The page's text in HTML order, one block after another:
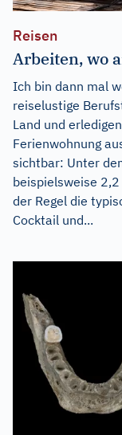
Reisen
Arbeiten, wo
Ich bin dann mal
reiselustige
Land und
Ferienwohnung
sichtbar: Unter
beispielsweise
der Regel die
Cocktail und...